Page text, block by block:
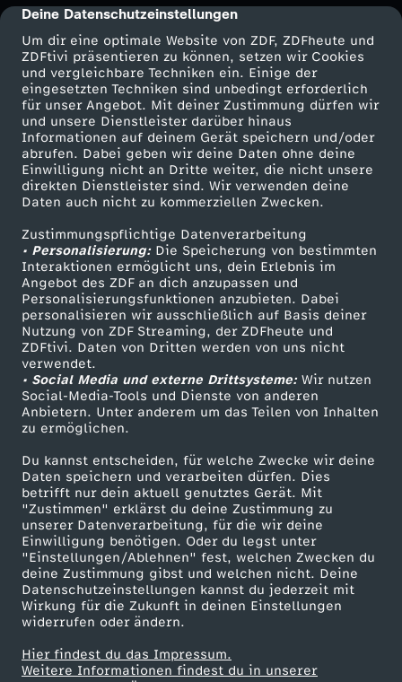
cmp-dialog-description
Deine Datenschutzeinstellungen
Um dir eine optimale Website von ZDF, ZDFheute und
ZDFtivi präsentieren zu können, setzen wir Cookies
und vergleichbare Techniken ein. Einige der
eingesetzten Techniken sind unbedingt erforderlich
für unser Angebot. Mit deiner Zustimmung dürfen wir
und unsere Dienstleister darüber hinaus
Informationen auf deinem Gerät speichern und/oder
abrufen. Dabei geben wir deine Daten ohne deine
Einwilligung nicht an Dritte weiter, die nicht unsere
direkten Dienstleister sind. Wir verwenden deine
Daten auch nicht zu kommerziellen Zwecken.
Zustimmungspflichtige Datenverarbeitung
• Personalisierung:Die Speicherung von bestimmten
Interaktionen ermöglicht uns, dein Erlebnis im
Angebot des ZDF an dich anzupassen und
Personalisierungsfunktionen anzubieten. Dabei
personalisieren wir ausschließlich auf Basis deiner
Nutzung von ZDF Streaming, der ZDFheute und
ZDFtivi. Daten von Dritten werden von uns nicht
verwendet.
• Social Media und externe Drittsysteme:Wir nutzen
Social-Media-Tools und Dienste von anderen
Anbietern. Unter anderem um das Teilen von Inhalten
zu ermöglichen.
Du kannst entscheiden, für welche Zwecke wir deine
Daten speichern und verarbeiten dürfen. Dies
betrifft nur dein aktuell genutztes Gerät. Mit
"Zustimmen" erklärst du deine Zustimmung zu
unserer Datenverarbeitung, für die wir deine
Einwilligung benötigen. Oder du legst unter
"Einstellungen/Ablehnen" fest, welchen Zwecken du
deine Zustimmung gibst und welchen nicht. Deine
Datenschutzeinstellungen kannst du jederzeit mit
Wirkung für die Zukunft in deinen Einstellungen
widerrufen oder ändern.
Hier findest du das Impressum.
Weitere Informationen findest du in unserer
e
r
h
a
u
p
t
n
o
c
h
e
c
h
t
?
Mehr ZDF
ZDF-Apps
Smart TV
ZDFtext
Livestreams
Sendungen A-Z
TV-Programm
Service
ZDFmitreden
Kontakt zum ZDF
Tickets
Zuschauerservice
Hilfe
ZDF Unternehmen
Karriere
ZDF goes Schule
Werbefernsehen
Mainzelmännchen
Partner